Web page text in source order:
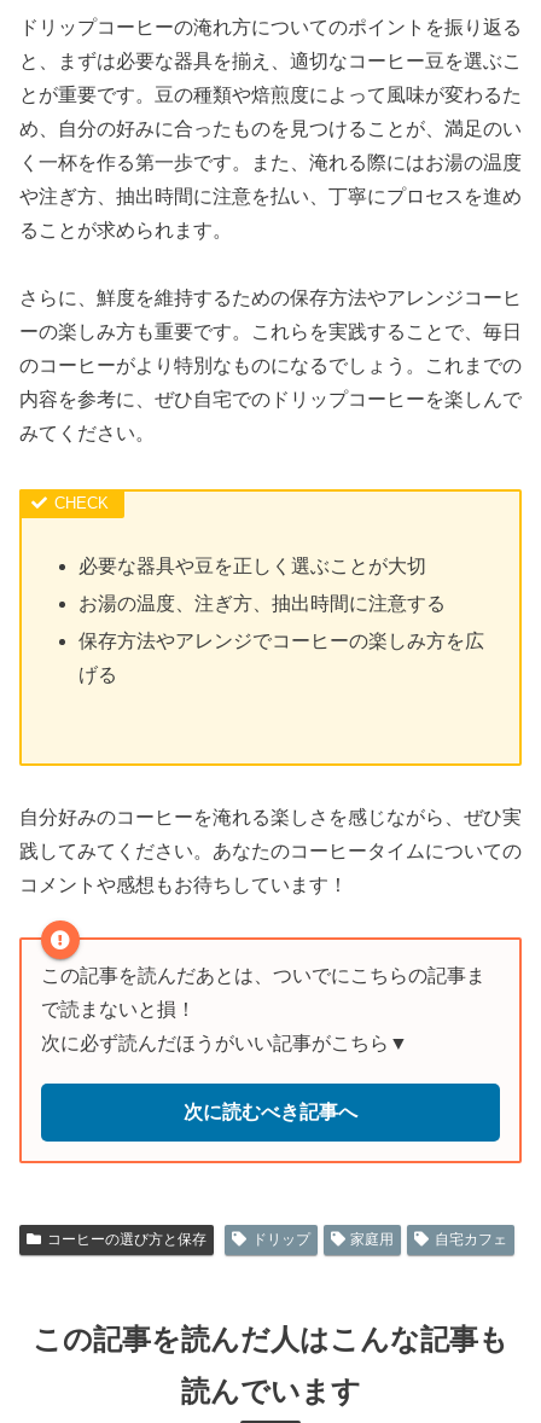
ドリップコーヒーの淹れ方についてのポイントを振り返る
と、まずは必要な器具を揃え、適切なコーヒー豆を選ぶこ
とが重要です。豆の種類や焙煎度によって風味が変わるた
め、自分の好みに合ったものを見つけることが、満足のい
く一杯を作る第一歩です。また、淹れる際にはお湯の温度
や注ぎ方、抽出時間に注意を払い、丁寧にプロセスを進め
ることが求められます。
さらに、鮮度を維持するための保存方法やアレンジコーヒ
ーの楽しみ方も重要です。これらを実践することで、毎日
のコーヒーがより特別なものになるでしょう。これまでの
内容を参考に、ぜひ自宅でのドリップコーヒーを楽しんで
みてください。
必要な器具や豆を正しく選ぶことが大切
お湯の温度、注ぎ方、抽出時間に注意する
保存方法やアレンジでコーヒーの楽しみ方を広
げる
自分好みのコーヒーを淹れる楽しさを感じながら、ぜひ実
践してみてください。あなたのコーヒータイムについての
コメントや感想もお待ちしています！
この記事を読んだあとは、ついでにこちらの記事ま
で読まないと損！
次に必ず読んだほうがいい記事がこちら▼
次に読むべき記事へ
コーヒーの選び方と保存 ドリップ 家庭用 自宅カフェ
この記事を読んだ人はこんな記事も
読んでいます